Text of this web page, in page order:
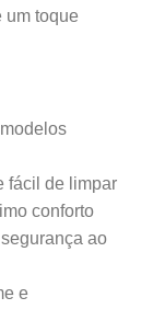
um toque
fácil de limpar
conforto
ao
e